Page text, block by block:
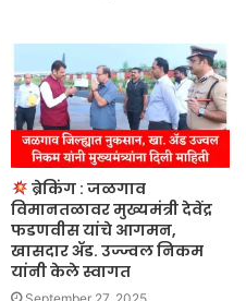
ब्रेकिंग : जळगाव
विमानतळावर मुख्यमंत्री देवेंद्र
फडणवीस यांचे आगमन,
खासदार ॲड. उज्ज्वल निकम
यांनी केले स्वागत